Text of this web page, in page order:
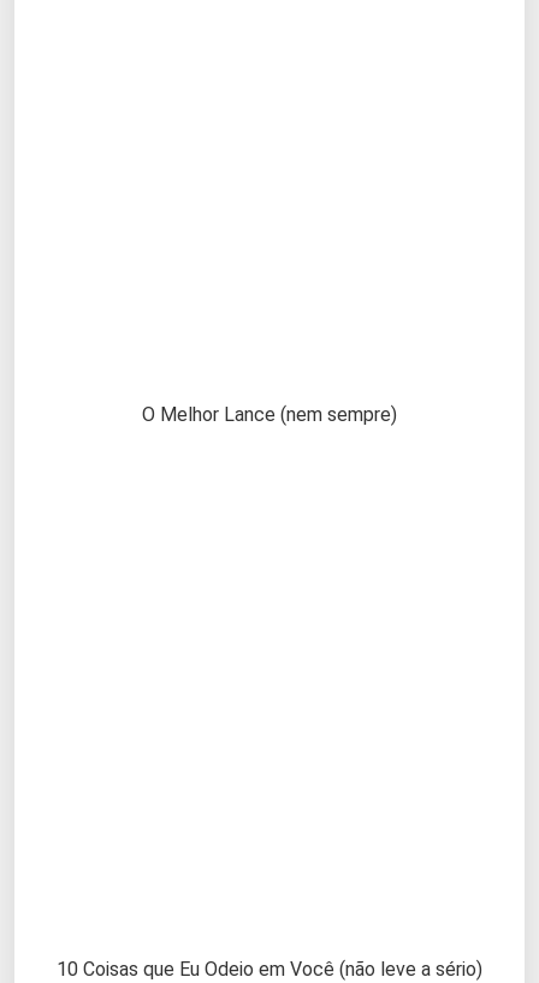
O Melhor Lance (nem sempre)
10 Coisas que Eu Odeio em Você (não leve a sério)